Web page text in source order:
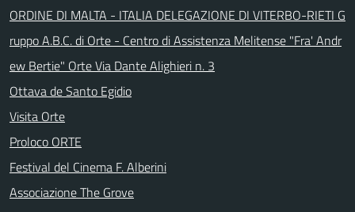
ORDINE DI MALTA - ITALIA DELEGAZIONE DI VITERBO-RIETI G
ruppo A.B.C. di Orte - Centro di Assistenza Melitense "Fra' Andr
ew Bertie" Orte Via Dante Alighieri n. 3
Ottava de Santo Egidio
Visita Orte
Proloco ORTE
Festival del Cinema F. Alberini
Associazione The Grove